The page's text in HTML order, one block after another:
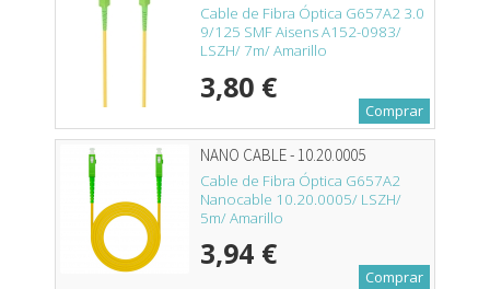
Cable de Fibra Óptica G657A2 3.0
9/125 SMF Aisens A152-0983/
LSZH/ 7m/ Amarillo
3,80 €
Comprar
NANO CABLE - 10.20.0005
Cable de Fibra Óptica G657A2
Nanocable 10.20.0005/ LSZH/
5m/ Amarillo
3,94 €
Comprar